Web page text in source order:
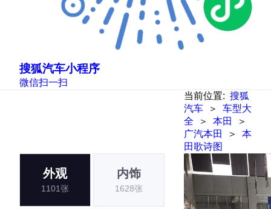
搜狐汽车小程序
微信扫一扫
当前位置: 搜狐
汽车
＞
车型大
全
＞ 本田
＞
广汽本田
＞
本
田歌诗图
外观
1101张
内饰
1628张